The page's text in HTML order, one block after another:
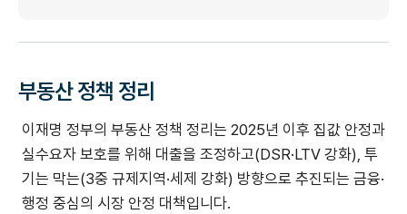
부동산 정책 정리
이재명 정부의 부동산 정책 정리는 2025년 이후 집값 안정과
실수요자 보호를 위해 대출을 조정하고(DSR·LTV 강화), 투
기는 막는(3중 규제지역·세제 강화) 방향으로 추진되는 금융·
행정 중심의 시장 안정 대책입니다.